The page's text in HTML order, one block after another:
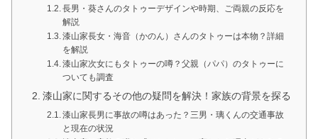
長男・葵さんのタトゥーデザインや時期、ご両親の反応を
解説
漆山家長女・海音（かのん）さんのタトゥーは本物？詳細
を解説
漆山家次女にもタトゥーの噂？父親（パパ）のタトゥーに
ついても調査
漆山家に関するその他の疑問を解決！家族の背景を探る
漆山家長男に事故の噂はあった？三男・璃くんの交通事故
と現在の状況